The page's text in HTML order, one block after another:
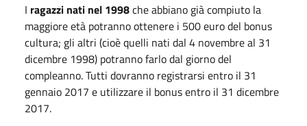
I ragazzi nati nel 1998che abbiano già compiuto la
maggiore età potranno ottenere i 500 euro del bonus
cultura; gli altri (cioè quelli nati dal 4 novembre al 31
dicembre 1998) potranno farlo dal giorno del
compleanno. Tutti dovranno registrarsi entro il 31
gennaio 2017 e utilizzare il bonus entro il 31 dicembre
2017.